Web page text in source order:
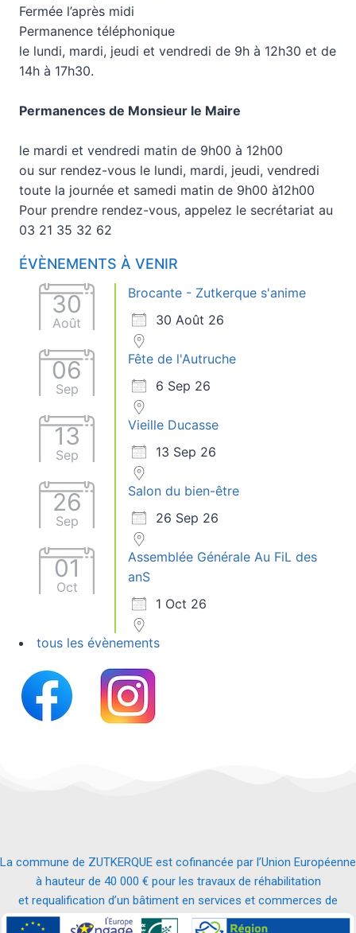
Fermée l’après midi
Permanence téléphonique
le lundi, mardi, jeudi et vendredi de 9h à 12h30 et de
14h à 17h30.
Permanences de Monsieur le Maire
le mardi et vendredi matin de 9h00 à 12h00
ou sur rendez-vous le lundi, mardi, jeudi, vendredi
toute la journée et samedi matin de 9h00 à12h00
Pour prendre rendez-vous, appelez le secrétariat au
03 21 35 32 62
ÉVÈNEMENTS À VENIR
30
Août
Brocante - Zutkerque s'anime
30 Août 26
06
Sep
Fête de l'Autruche
6 Sep 26
13
Sep
Vieille Ducasse
13 Sep 26
26
Sep
Salon du bien-être
26 Sep 26
01
Oct
Assemblée Générale Au FiL des
anS
1 Oct 26
tous les évènements
La commune de ZUTKERQUE est cofinancée par l’Union Européenne
à hauteur de 40 000 € pour les travaux de réhabilitation
et requalification d’un bâtiment en services et commerces de
proximité.